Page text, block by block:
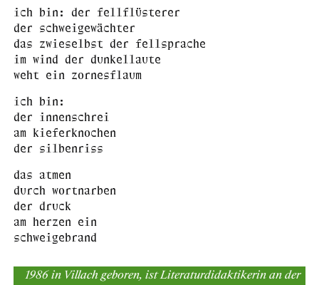
ich bin: der fellflüsterer
der schweigewächter
das zwieselbst der fellsprache
im wind der dunkellaute
weht ein zornesflaum
ich bin:
der innenschrei
am kieferknochen
der silbenriss
das atmen
durch wortnarben
der druck
am herzen ein
schweigebrand
1986 in Villach geboren, ist Literaturdidaktikerin an der